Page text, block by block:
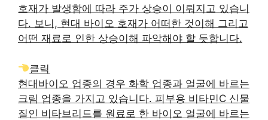
호재가 발생함에 따라 주가 상승이 이뤄지고 있습니
다. 보니, 현대 바이오 호재가 어떠한 것이해 그리고
어떤 재료로 인한 상승이해 파악해야 할 듯합니다.
클릭
현대바이오 업종의 경우 화학 업종과 얼굴에 바르는
크림 업종을 가지고 있습니다. 피부용 비타민C 신물
질인 비타브리드를 원료로 한 바이오 얼굴에 바르는